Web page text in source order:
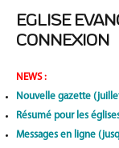
EGLISE
CONNEXION
NEWS:
Nouvelle gazette
Résumé pour les
Messages en ligne